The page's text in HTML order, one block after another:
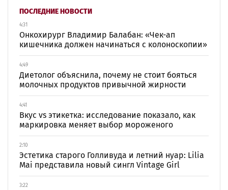
ПОСЛЕДНИЕ НОВОСТИ
4:31
Онкохирург Владимир Балабан: «Чек-ап
кишечника должен начинаться с колоноскопии»
4:49
Диетолог объяснила, почему не стоит бояться
молочных продуктов привычной жирности
4:41
Вкус vs этикетка: исследование показало, как
маркировка меняет выбор мороженого
2:10
Эстетика старого Голливуда и летний нуар: Lilia
Mai представила новый сингл Vintage Girl
3:22